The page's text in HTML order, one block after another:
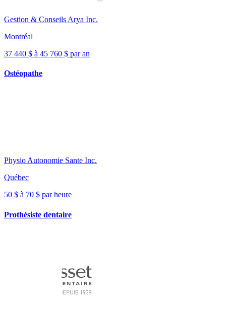
Gestion & Conseils Arya Inc.
Montréal
37 440 $ à 45 760 $ par an
Ostéopathe
Physio Autonomie Sante Inc.
Québec
50 $ à 70 $ par heure
Prothésiste dentaire